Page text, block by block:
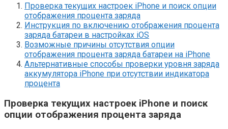
Проверка текущих настроек iPhone и поиск опции
отображения процента заряда
Инструкция по включению отображения процента
заряда батареи в настройках iOS
Возможные причины отсутствия опции
отображения процента заряда батареи на iPhone
Альтернативные способы проверки уровня заряда
аккумулятора iPhone при отсутствии индикатора
процента
Проверка текущих настроек iPhone и поиск
опции отображения процента заряда